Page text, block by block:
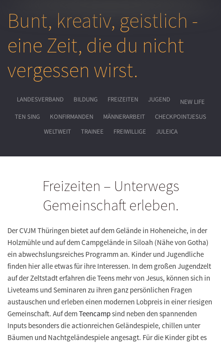
Bunt, kreativ, geistlich -
eine Zeit, die du nicht
vergessen wirst.
LANDESVERBAND BILDUNG FREIZEITEN JUGEND
NEW LIFE
TEN SING
KONFIRMANDEN MÄNNERARBEIT
CHECKPOINTJESUS
WELTWEIT
TRAINEE FREIWILLIGE JULEICA
Freizeiten – Unterwegs
Gemeinschaft erleben.
Der CVJM Thüringen bietet auf dem Gelände in Hoheneiche, in der
Holzmühle und auf dem Campgelände in Siloah (Nähe von Gotha)
ein abwechslungsreiches Programm an. Kinder und Jugendliche
finden hier alle etwas für ihre Interessen. In dem großen Jugendzelt
auf der Zeltstadt erfahren die Teens mehr von Jesus, können sich in
Liveteams und Seminaren zu ihren ganz persönlichen Fragen
austauschen und erleben einen modernen Lobpreis in einer riesigen
Gemeinschaft. Auf demTeencampsind neben den spannenden
Inputs besonders die actionreichen Geländespiele, chillen unter
Bäumen und Nachtgeländespiele angesagt. Für die Kinder gibt es